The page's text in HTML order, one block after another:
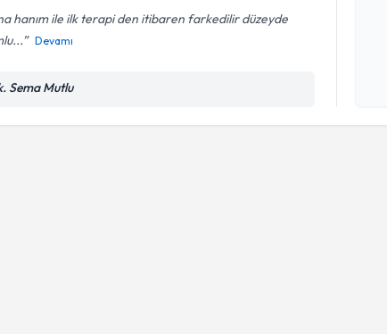
hanım ile ilk terapi den itibaren farkedilir düzeyde
Devamı
Sema Mutlu